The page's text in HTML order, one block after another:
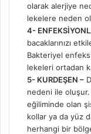
olarak alerjiye
lekelere neden
4-
bacaklarınızı
Bakteriyel
lekeleri ortadan
5- KURDEŞEN –
nedeni ile oluşur.
eğiliminde olan
kollar ya da yüz
herhangi bir